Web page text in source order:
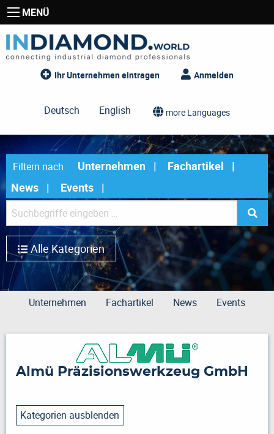
MENÜ
Ihr Unternehmen eintragen Anmelden
Deutsch English more Languages
Filtern nach Unternehmen
Fachartikel
News
Events
Alle Kategorien
Unternehmen Fachartikel News Events
Almü Präzisionswerkzeug GmbH
Kategorien ausblenden